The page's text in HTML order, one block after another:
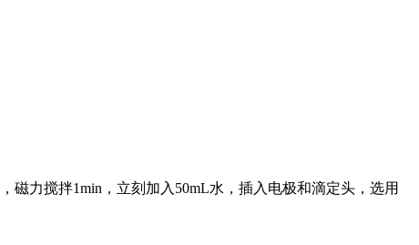
磁力搅拌1min，立刻加入50mL水，插入电极和滴定头，选用